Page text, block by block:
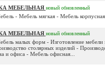
МЕБЕЛЬНАЯ новый обновленный
- Мебель мягкая - Мебель
МЕБЕЛЬНАЯ новый обновленный
малых форм - Изготовление мебели
столярных изделий -
и офиса - Мебель офисная...